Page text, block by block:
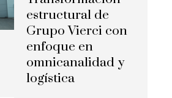
estructural de
Grupo Vierci con
enfoque en
omnicanalidad y
logística